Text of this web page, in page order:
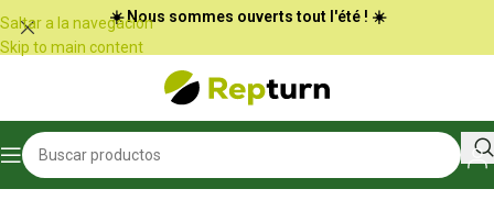
Panel de gestión de cookies
Saltar a la navegación
Skip to main content
☀️ Nous sommes ouverts tout l'été ! ☀️
Inicio/Obras públicas y manipulación